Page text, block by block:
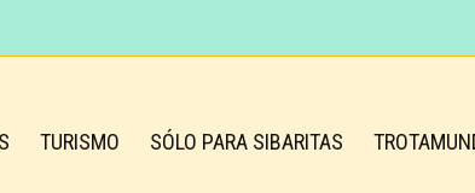
TURISMO SÓLO PARA SIBARITAS